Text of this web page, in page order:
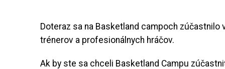
Doteraz sa na Basketland campoch zúčastnilo
trénerov a profesionálnych hráčov.
Ak by ste sa chceli Basketland Campu